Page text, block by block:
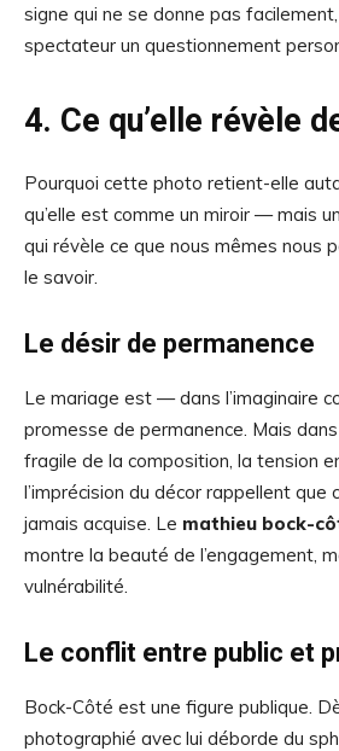
signe qui ne se donne pas
spectateur un questionnement
4. Ce qu’elle révèle
Pourquoi cette photo retient-elle
qu’elle est comme un miroir — mais
qui révèle ce que nous mêmes nous
le savoir.
Le désir de permanence
Le mariage est — dans l’imaginaire
promesse de permanence. Mais dans
fragile de la composition, la tension
l’imprécision du décor rappellent que
jamais acquise. Le mathieu bock-
montre la beauté de l’engagement,
vulnérabilité.
Le conflit entre public et
Bock-Côté est une figure publique.
photographié avec lui déborde du